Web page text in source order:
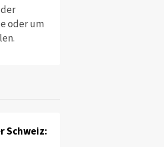
oder um
Schweiz: